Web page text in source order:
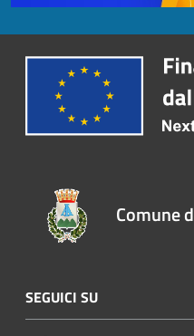
Comune
SEGUICI SU